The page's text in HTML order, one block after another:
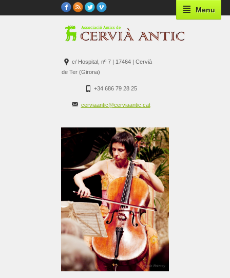
Menu
c/ Hospital, nº 7 | 17464 | Cervià
de Ter (Girona)
+34 686 79 28 25
cerviaantic@cerviaantic.cat